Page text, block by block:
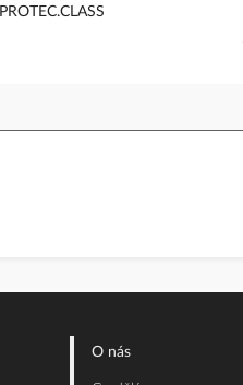
PROTEC.CLASS
O nás